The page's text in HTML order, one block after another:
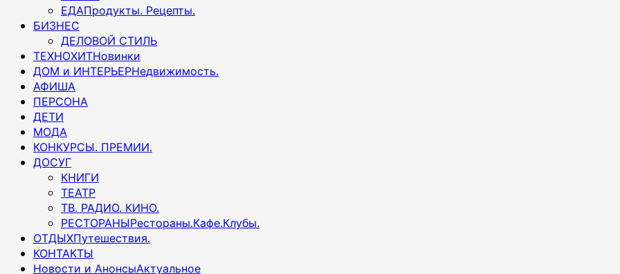
ЕДАПродукты. Рецепты.
БИЗНЕС
ДЕЛОВОЙ СТИЛЬ
ТЕХНОХИТНовинки
ДОМ и ИНТЕРЬЕРНедвижимость.
АФИША
ПЕРСОНА
ДЕТИ
МОДА
КОНКУРСЫ. ПРЕМИИ.
ДОСУГ
КНИГИ
ТЕАТР
ТВ. РАДИО. КИНО.
РЕСТОРАНЫРестораны.Кафе.Клубы.
ОТДЫХПутешествия.
КОНТАКТЫ
Новости и АнонсыАктуальное